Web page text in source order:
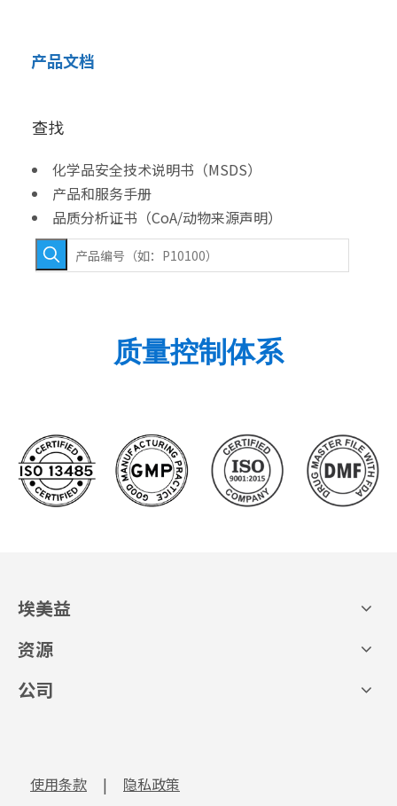
产品文档
查找
化学品安全技术说明书（MSDS）
产品和服务手册
品质分析证书（CoA/动物来源声明）
质量控制体系
埃美益
资源
公司
使用条款 | 隐私政策